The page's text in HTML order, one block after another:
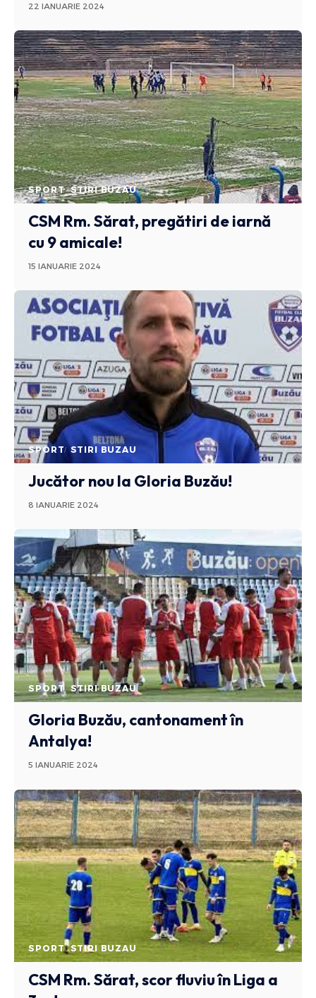
22 IANUARIE 2024
SPORT STIRI BUZAU
CSM Rm. Sărat, pregătiri de iarnă
cu 9 amicale!
15 IANUARIE 2024
SPORT STIRI BUZAU
Jucător nou la Gloria Buzău!
8 IANUARIE 2024
SPORT STIRI BUZAU
Gloria Buzău, cantonament în
Antalya!
5 IANUARIE 2024
SPORT STIRI BUZAU
CSM Rm. Sărat, scor fluviu în Liga a